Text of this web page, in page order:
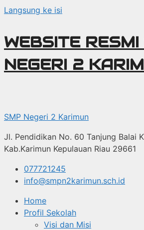
Langsung ke isi
WEBSITE
NEGERI 2
SMP Negeri 2 Karimun
Jl. Pendidikan No. 60 Tanjung Balai
Kab.Karimun Kepulauan Riau 29661
077721245
info@smpn2karimun.sch.id
Home
Profil Sekolah
Visi dan Misi